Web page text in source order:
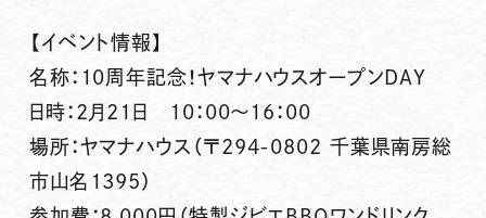
【イベント情報】
名称：10周年記念！ヤマナハウスオープンDAY
日時：2月21日 10：00～16：00
場所：ヤマナハウス（〒294-0802 千葉県南房総
市山名1395）